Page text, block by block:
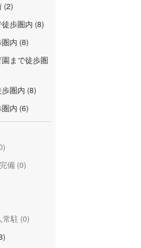
(2)
歩圏内 (8)
内 (8)
まで徒歩圏
圏内 (8)
内 (6)
備 (0)
駐 (0)